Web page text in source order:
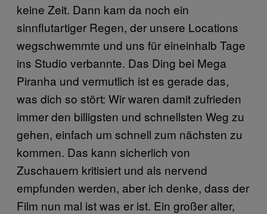
keine Zeit. Dann kam da noch ein
sinnflutartiger Regen, der unsere Locations
wegschwemmte und uns für eineinhalb Tage
ins Studio verbannte. Das Ding bei Mega
Piranha und vermutlich ist es gerade das,
was dich so stört: Wir waren damit zufrieden
immer den billigsten und schnellsten Weg zu
gehen, einfach um schnell zum nächsten zu
kommen. Das kann sicherlich von
Zuschauern kritisiert und als nervend
empfunden werden, aber ich denke, dass der
Film nun mal ist was er ist. Ein großer alter,